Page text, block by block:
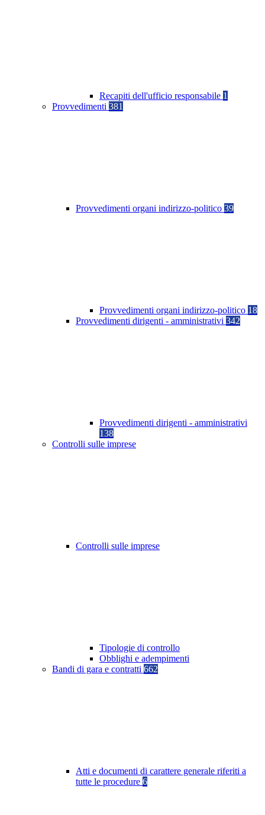
Recapiti dell'ufficio responsabile 1
Provvedimenti 381
Provvedimenti organi indirizzo-politico 39
Provvedimenti organi indirizzo-politico 18
Provvedimenti dirigenti - amministrativi 342
Provvedimenti dirigenti - amministrativi
138
Controlli sulle imprese
Controlli sulle imprese
Tipologie di controllo
Obblighi e adempimenti
Bandi di gara e contratti 662
Atti e documenti di carattere generale riferiti a
tutte le procedure 6